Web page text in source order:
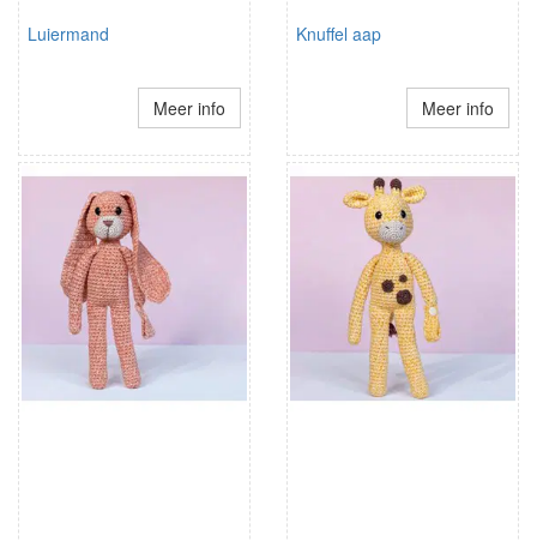
Luiermand
Meer info
Knuffel aap
Meer info